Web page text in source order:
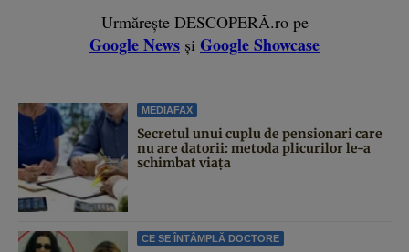
Urmărește DESCOPERĂ.ro pe
Google News și Google Showcase
MEDIAFAX
Secretul unui cuplu de pensionari care
nu are datorii: metoda plicurilor le-a
schimbat viața
CE SE ÎNTÂMPLĂ DOCTORE